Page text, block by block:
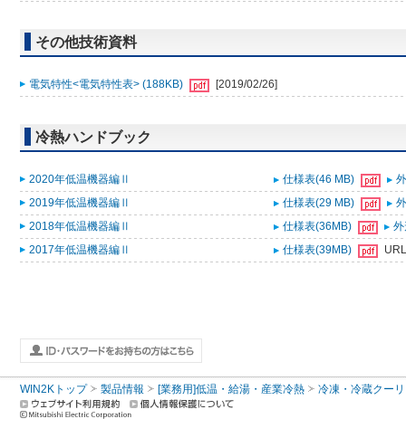
その他技術資料
電気特性<電気特性表> (188KB) [2019/02/26]
冷熱ハンドブック
2020年低温機器編Ⅱ 仕様表(46 MB)
2019年低温機器編Ⅱ
仕様表(29 MB)
2018年低温機器編Ⅱ
仕様表(36MB)
2017年低温機器編Ⅱ
仕様表(39MB) URL
WIN2Kトップ 製品情報 [業務用]低温・給湯・産業冷熱 冷凍・冷蔵クー